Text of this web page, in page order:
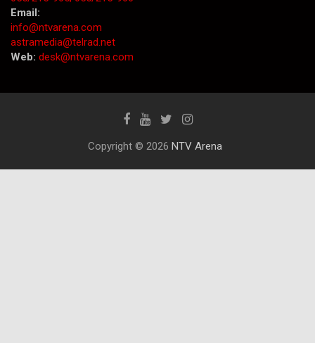
Email:
info@ntvarena.com
astramedia@telrad.net
Web: desk@ntvarena.com
Copyright © 2026 NTV Arena